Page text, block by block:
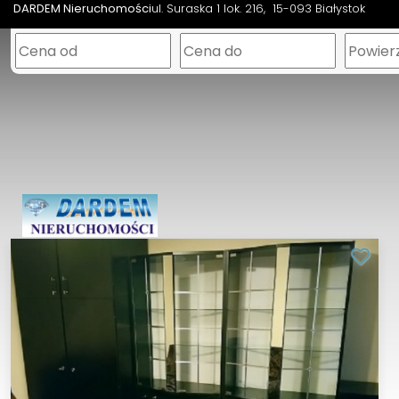
DARDEM Nieruchomościul. Suraska 1 lok. 216 15-093 Białystok